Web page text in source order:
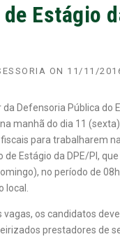
Estágio
ON 11/11/
da Defensoria Pública do
manhã do dia 11
para trabalharem
de Estágio da DPE/PI,
no período de
local.
vagas, os candidatos
prestadores de